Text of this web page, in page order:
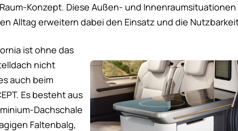
Konzept. Diese Außen- und
Alltag erweitern dabei den Einsatz und die
ist ohne das
nicht
auch beim
Es besteht aus
Dachschale
Faltenbalg,